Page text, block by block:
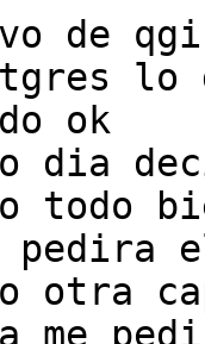
de
lo
ok
dia
todo
otra
me